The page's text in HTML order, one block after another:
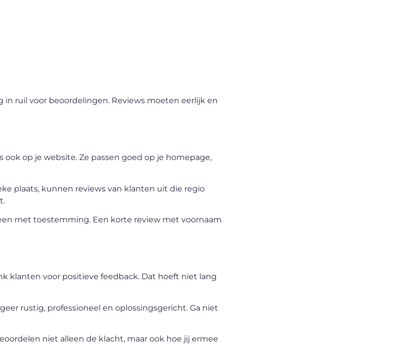
ruil voor beoordelingen. Reviews moeten eerlijk en
op je website. Ze passen goed op je homepage,
plaats, kunnen reviews van klanten uit die regio
met toestemming. Een korte review met voornaam
klanten voor positieve feedback. Dat hoeft niet lang
rustig, professioneel en oplossingsgericht. Ga niet
niet alleen de klacht, maar ook hoe jij ermee